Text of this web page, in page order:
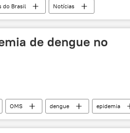
do Brasil Notícias
de dengue no
OMS dengue epidemia